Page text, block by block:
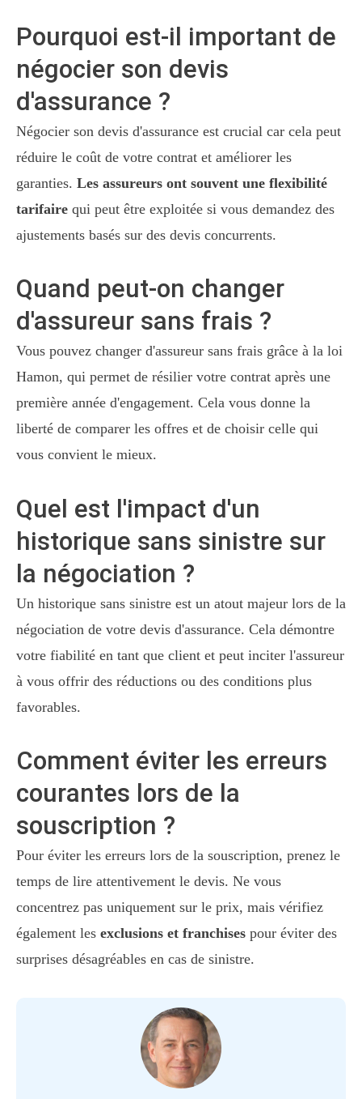
Pourquoi est-il important de
négocier son devis
d'assurance ?
Négocier son devis d'assurance est crucial car cela peut
réduire le coût de votre contrat et améliorer les
garanties. Les assureurs ont souvent une flexibilité
tarifaire qui peut être exploitée si vous demandez des
ajustements basés sur des devis concurrents.
Quand peut-on changer
d'assureur sans frais ?
Vous pouvez changer d'assureur sans frais grâce à la loi
Hamon, qui permet de résilier votre contrat après une
première année d'engagement. Cela vous donne la
liberté de comparer les offres et de choisir celle qui
vous convient le mieux.
Quel est l'impact d'un
historique sans sinistre sur
la négociation ?
Un historique sans sinistre est un atout majeur lors de la
négociation de votre devis d'assurance. Cela démontre
votre fiabilité en tant que client et peut inciter l'assureur
à vous offrir des réductions ou des conditions plus
favorables.
Comment éviter les erreurs
courantes lors de la
souscription ?
Pour éviter les erreurs lors de la souscription, prenez le
temps de lire attentivement le devis. Ne vous
concentrez pas uniquement sur le prix, mais vérifiez
également les exclusions et franchises pour éviter des
surprises désagréables en cas de sinistre.